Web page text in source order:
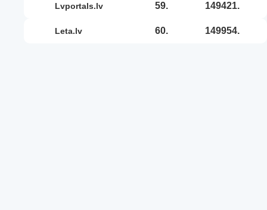
lvportals.lv 59. 149421.
leta.lv 60. 149954.